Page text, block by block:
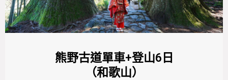
熊野古道單車+登山6日
（和歌山）